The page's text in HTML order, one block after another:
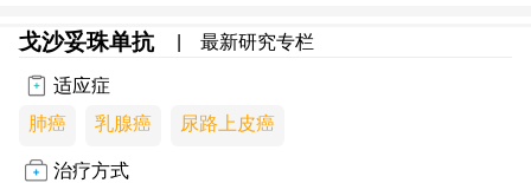
戈沙妥珠单抗 最新研究专栏
适应症
肺癌
乳腺癌 尿路上皮癌
治疗方式